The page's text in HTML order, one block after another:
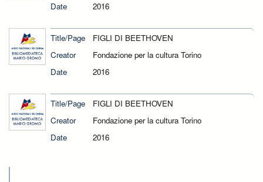
Date
2016
Title/Page
FIGLI DI BEETHOVEN
Creator
Fondazione per la cultura Torino
Date
2016
Title/Page
FIGLI DI BEETHOVEN
Creator
Fondazione per la cultura Torino
Date
2016